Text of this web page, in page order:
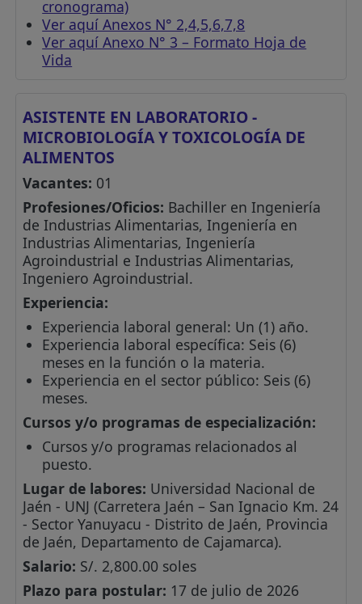
cronograma)
Ver aquí Anexos N° 2,4,5,6,7,8
Ver aquí Anexo N° 3 – Formato Hoja de
Vida
ASISTENTE EN LABORATORIO -
MICROBIOLOGÍA Y TOXICOLOGÍA DE
ALIMENTOS
Vacantes: 01
Profesiones/Oficios: Bachiller en Ingeniería
de Industrias Alimentarias, Ingeniería en
Industrias Alimentarias, Ingeniería
Agroindustrial e Industrias Alimentarias,
Ingeniero Agroindustrial.
Experiencia:
Experiencia laboral general: Un (1) año.
Experiencia laboral específica: Seis (6)
meses en la función o la materia.
Experiencia en el sector público: Seis (6)
meses.
Cursos y/o programas de especialización:
Cursos y/o programas relacionados al
puesto.
Lugar de labores: Universidad Nacional de
Jaén - UNJ (Carretera Jaén – San Ignacio Km. 24
- Sector Yanuyacu - Distrito de Jaén, Provincia
de Jaén, Departamento de Cajamarca).
Salario: S/. 2,800.00 soles
Plazo para postular: 17 de julio de 2026